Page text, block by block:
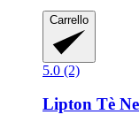
Carrello
5.0 (2)
Lipton Tè